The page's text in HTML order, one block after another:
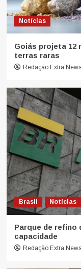
Notícias
Goiás projeta 12
terras raras
Redação Extra
Brasil Notícias
Parque de refino
capacidade
Redação Extra